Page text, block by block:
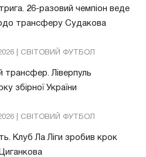
26-разовий чемпіон веде
трансферу Судакова
2026 | СВІТОВИЙ ФУТБОЛ
трансфер. Ліверпуль
збірної України
2026 | СВІТОВИЙ ФУТБОЛ
Клуб Ла Ліги зробив крок